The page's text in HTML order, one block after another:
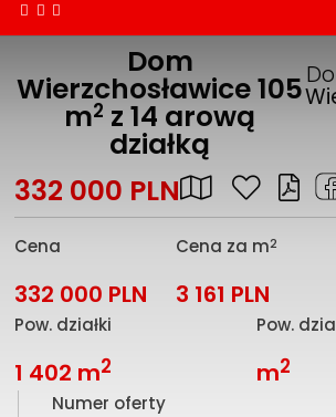
Dom
Wierzchosławice 105
m2 z 14 arową
działką
332 000 PLN
Cena
332 000 PLN
Cena za m2
3 161 PLN
Pow. działki
1 402 m2
Pow.
m2
Numer oferty